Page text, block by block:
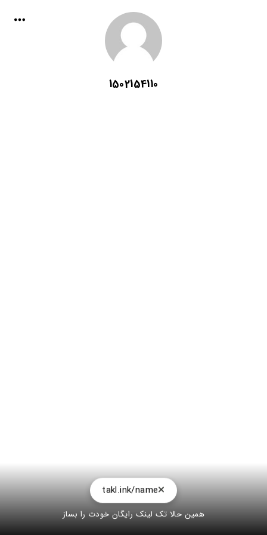
1502154110
takl.ink/name
همین حالا تک لینک رایگان خودت را بساز